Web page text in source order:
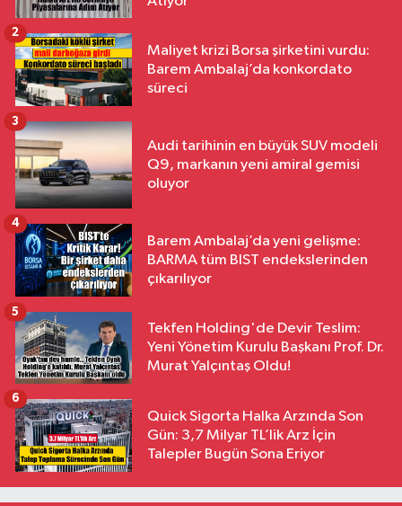
Maliyet krizi Borsa şirketini vurdu:
Barem Ambalaj’da konkordato
süreci
2
Audi tarihinin en büyük SUV modeli
Q9, markanın yeni amiral gemisi
oluyor
3
Barem Ambalaj’da yeni gelişme:
BARMA tüm BIST endekslerinden
çıkarılıyor
4
Tekfen Holding'de Devir Teslim:
Yeni Yönetim Kurulu Başkanı Prof. Dr.
Murat Yalçıntaş Oldu!
5
Quick Sigorta Halka Arzında Son
Gün: 3,7 Milyar TL’lik Arz İçin
Talepler Bugün Sona Eriyor
6